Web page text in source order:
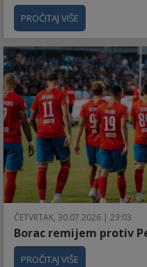
PROČITAJ VIŠE
ČETVRTAK, 30.07.2026 | 23:03
Borac remijem protiv
PROČITAJ VIŠE